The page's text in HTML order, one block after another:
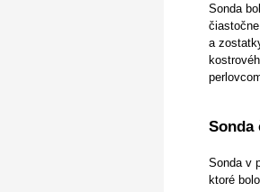
Sonda
a
Sonda
Sonda v
ktoré